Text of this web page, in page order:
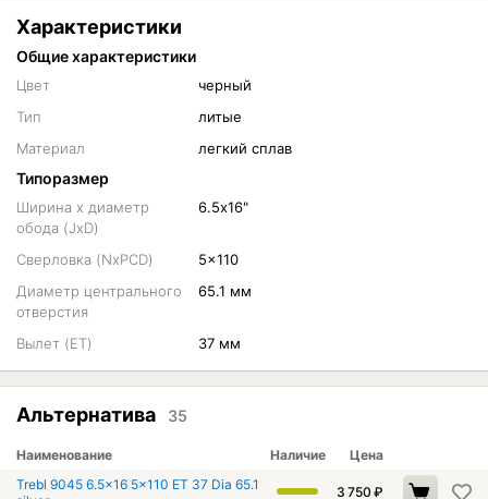
Характеристики
Общие характеристики
Цвет
черный
Тип
литые
Материал
легкий сплав
Типоразмер
Ширина х диаметр
обода (JxD)
6.5х16"
Сверловка (NxPCD)
5x110
Диаметр центрального
отверстия
65.1 мм
Вылет (ET) 37 мм
Альтернатива 35
Наименование Наличие
Цена
Trebl 9045 6.5x16 5x110 ET 37 Dia 65.1
3 750 ₽